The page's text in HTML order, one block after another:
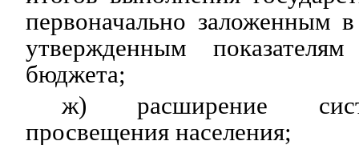
первоначально заложенным
утвержденным показателям
бюджета;
ж) расширение
просвещения населения;